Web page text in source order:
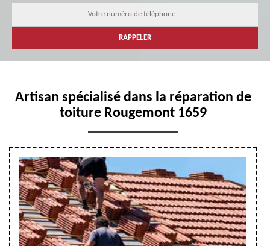
Artisan spécialisé dans la réparation de
toiture Rougemont 1659